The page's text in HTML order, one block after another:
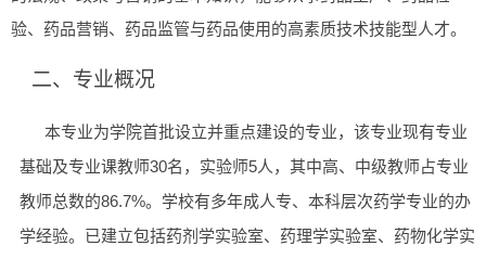
验、药品营销、药品监管与药品使用的高素质技术技能型人才。
二、 专业概况
本专业为学院首批设立并重点建设的专业，该专业现有专业
基础及专业课教师30名，实验师5人，其中高、中级教师占专业
教师总数的86.7%。学校有多年成人专、本科层次药学专业的办
学经验。已建立包括药剂学实验室、药理学实验室、药物化学实